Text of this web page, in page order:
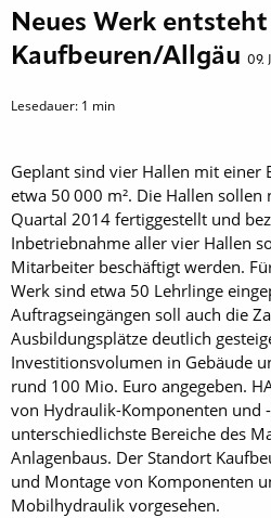
Neues Werk
Kaufbeuren/Allgäu 09.
Lesedauer: 1 min
Geplant sind vier Hallen mit einer
etwa 50 000 m². Die Hallen sollen
Quartal 2014 fertiggestellt und
Inbetriebnahme aller vier Hallen
Mitarbeiter beschäftigt werden.
Werk sind etwa 50 Lehrlinge
Auftragseingängen soll auch die
Ausbildungsplätze deutlich
Investitionsvolumen in Gebäude
rund 100 Mio. Euro angegeben.
von Hydraulik-Komponenten und
unterschiedlichste Bereiche des
Anlagenbaus. Der Standort
und Montage von Komponenten
Mobilhydraulik vorgesehen.